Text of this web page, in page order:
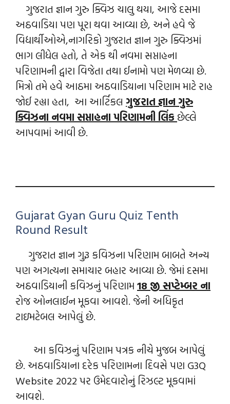
ગુજરાત જ્ઞાન ગુરુ ક્વિઝ ચાલુ થયા, આજે દસમા
અઠવાડિયા પણ પૂરા થવા આવ્યા છે, અને હવે જે
વિદ્યાર્થીઓએ,નાગરિકો ગુજરાત જ્ઞાન ગુરુ ક્વિઝમાં
ભાગ લીધેલ હતો, તે એક થી નવમા સપ્તાહના
પરિણામની દ્વારા વિજેતા તથા ઈનામો પણ મેળવ્યા છે.
મિત્રો તમે હવે આઠમા અઠવાડિયાના પરિણામ માટે રાહ
જોઈ રહ્યા હતા, આ આર્ટિકલ ગુજરાત જ્ઞાન ગુરુ
ક્વિઝના નવમા સપ્તાહના પરિણામની લિંક છેલ્લે
આપવામાં આવી છે.
Gujarat Gyan Guru Quiz Tenth
Round Result
ગુજરાત જ્ઞાન ગુરૂ કવિઝના પરિણામ બાબતે અન્ય
પણ અગત્યના સમાચાર બહાર આવ્યા છે. જેમાં દસમા
અઠવાડિયાની કવિઝનું પરિણામ 18 જી સપ્ટેમ્બર ના
રોજ ઓનલાઈન મૂકવા આવશે. જેની અધિકૃત
ટાઇમટેબલ આપેલું છે.
આ કવિઝનું પરિણામ પત્રક નીચે મુજબ આપેલું
છે. અઠવાડિયાના દરેક પરિણામના દિવસે પણ G3Q
Website 2022 પર ઉમેદવારોનું રિઝલ્ટ મૂકવામાં
આવશે.